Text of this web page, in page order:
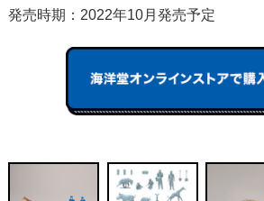
発売時期：2022年10月発売予定